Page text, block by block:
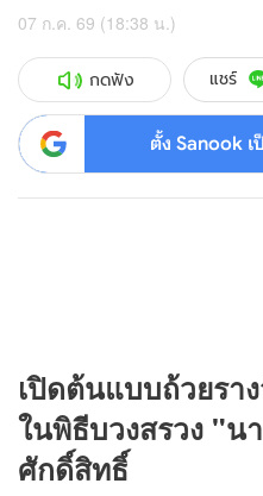
07 ก.ค. 69 (18:38 น.)
กดฟัง แชร์
ตั้ง Sanook เ
เปิดต้นแบบถ้วยรา
ในพิธีบวงสรวง "น
ศักดิ์สิทธิ์